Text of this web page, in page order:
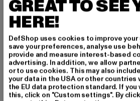
URBAN CLASSICS
Tall Tee
GREAT TO SEE
HERE!
DefShop uses cookies to improve
save your preferences, analyse use
provide and measure interest-based
advertising. In addition, we allow
or to use cookies. This may also
your data in the USA or other countries
the EU data protection standard. If you
this, click on "Custom settings". By